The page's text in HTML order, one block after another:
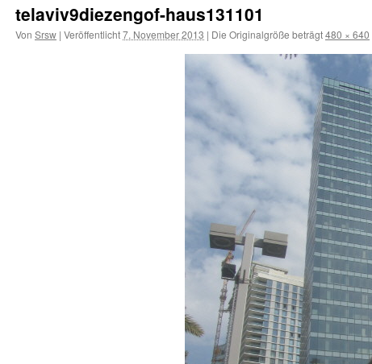
telaviv9diezengof-haus131101
Von Srsw | Veröffentlicht7. November 2013 | Die Originalgröße beträgt480 × 640